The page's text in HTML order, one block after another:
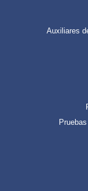
Auxiliares